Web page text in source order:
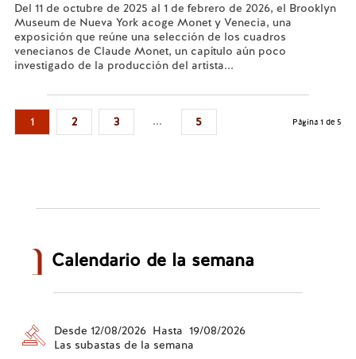
Del 11 de octubre de 2025 al 1 de febrero de 2026, el Brooklyn
Museum de Nueva York acoge Monet y Venecia, una
exposición que reúne una selección de los cuadros
venecianos de Claude Monet, un capítulo aún poco
investigado de la producción del artista...
1 2 3 ... 5 Página 1 de 5
Calendario de la semana
Desde 12/08/2026 Hasta 19/08/2026
Las subastas de la semana